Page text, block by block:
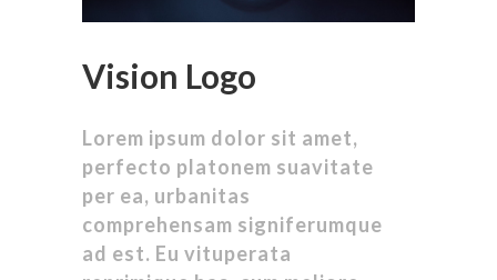
Vision Logo
Lorem ipsum dolor sit amet,
perfecto platonem suavitate
per ea, urbanitas
comprehensam signiferumque
ad est. Eu vituperata